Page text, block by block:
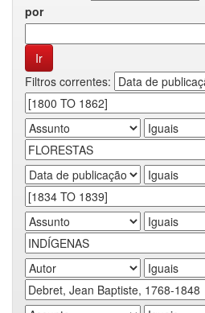
por
Filtros correntes: